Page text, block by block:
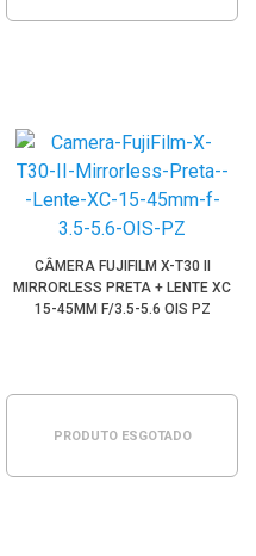
CÂMERA FUJIFILM X-T30 II
MIRRORLESS PRETA + LENTE XC
15-45MM F/3.5-5.6 OIS PZ
PRODUTO ESGOTADO